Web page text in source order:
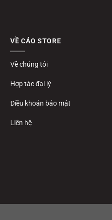
VỀ CÁO STORE
Về chúng tôi
Hợp tác đại lý
Điều khoản bảo mật
Liên hệ